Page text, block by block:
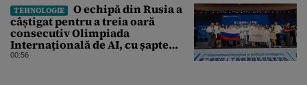
TEHNOLOGIE
O echipă din Rusia a
câștigat pentru a treia oară
consecutiv Olimpiada
Internațională de AI, cu șapte
medalii din aur și una de bronz
00:56